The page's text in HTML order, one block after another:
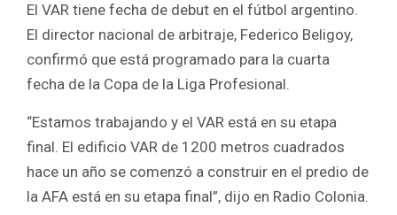
ce
b
o
k
tt
er
at
s
A
p
ar
e
El VAR tiene fecha de debut en el fútbol argentino.
El director nacional de arbitraje, Federico Beligoy,
confirmó que está programado para la cuarta
fecha de la Copa de la Liga Profesional.
“Estamos trabajando y el VAR está en su etapa
final. El edificio VAR de 1200 metros cuadrados
hace un año se comenzó a construir en el predio de
la AFA está en su etapa final”, dijo en Radio Colonia.